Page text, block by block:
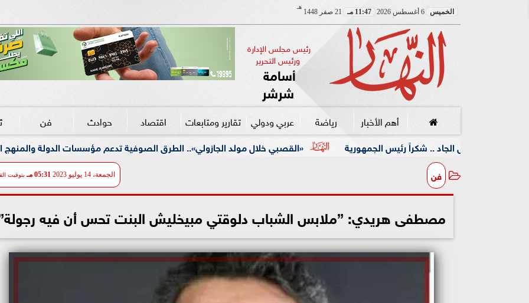
الخميس 6 أغسطس 2026 11:47 مـ 21 صفر 1448
هـ
رئيس مجلس الإدارة
ورئيس التحرير
أسامة
شرشر
أهم الأخبار رياضة عربي ودولي تقارير ومتابعات اقتصاد حوادث فن
«القصبي خلال مولد الجازولي».. الطرق الصوفية تدعم مؤسسات الدولة والمنهج الصوفي ملتزم .. شكراً رئيس الجمهورية
فن الجمعة، 14 يوليو 2023 05:31 مـ بتوقيت
مصطفى هريدي: ”ملابس الشباب دلوقتي مبيخليش البنت تحس أن فيه